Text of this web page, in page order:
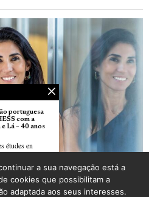
portuguesa
com a
Lá – 40 anos
études en
fusil» de
cap
a sua navegação está a
cookies que possibilitam a
adaptada aos seus interesses.